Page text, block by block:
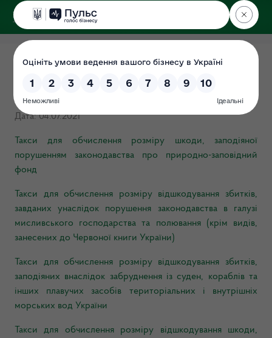
ДЕРЖЕКОІНСПЕКЦІЯ
у Чернігівській області
Такси та методики
нарахування збитків
Дата: 04.07.2021
Такси для обчислення розміру шкоди, заподіяної
порушенням законодавства про природно-заповідний
фонд
Такси для обчислення розміру відшкодування збитків,
завданих унаслідок порушення законодавства в галузі
мисливського господарства та полювання (крім видів,
занесених до Червоної книги України)
Такси для обчислення розміру відшкодування збитків,
заподіяних внаслідок забруднення із суден, кораблів та
інших плавучих засобів територіальних і внутрішніх
морських вод України
Такси для обчислення розміру відшкодування шкоди,